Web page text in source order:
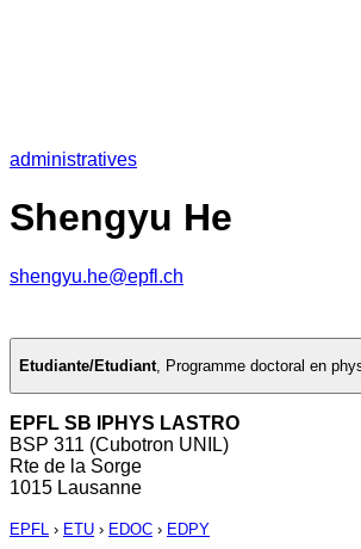
administratives
Shengyu He
shengyu.he@epfl.ch
Etudiante/Etudiant, Programme doctoral en
EPFL SB IPHYS LASTRO
BSP 311 (Cubotron UNIL)
Rte de la Sorge
1015 Lausanne
EPFL › ETU › EDOC › EDPY